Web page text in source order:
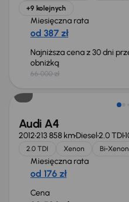
+9 kolejnych
Miesięczna rata
od 387 zł
Najniższa cena z 30 dni
obniżką
66 000 zł
Audi A4
2012213 858 kmDiesel2.0 TDI
2.0 TDI Xenon Bi-Xenon
Miesięczna rata
od 176 zł
Cena